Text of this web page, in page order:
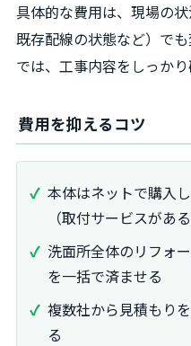
具体的な費用は、現場の
既存配線の状態など）で
では、工事内容をしっかり
費用を抑えるコツ
本体はネットで購入
（取付サービスがあ
洗面所全体のリフォ
を一括で済ませる
複数社から見積もり
る